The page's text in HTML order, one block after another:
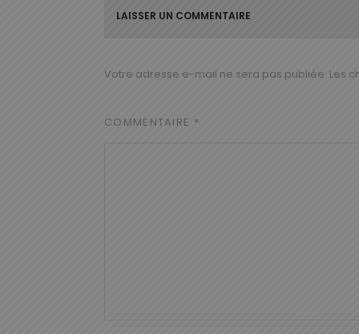
LAISSER UN COMMENTAIRE
Votre adresse e-mail ne sera pas publiée. Les
COMMENTAIRE *